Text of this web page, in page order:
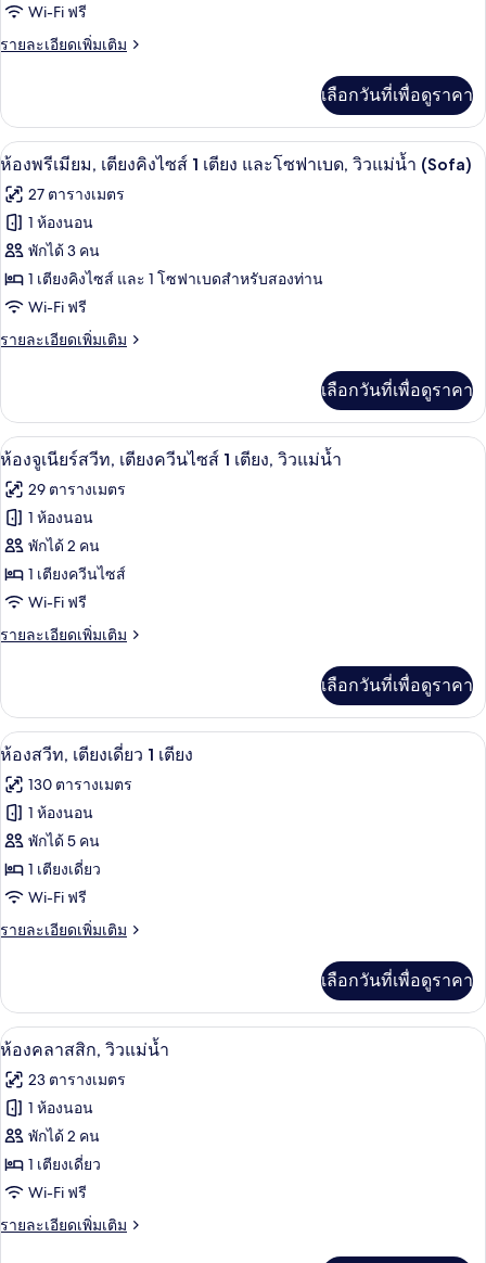
แก
รนด์
(Castle)
Wi-Fi ฟรี
รายละเอียดเพิ่มเติม
ราย
เกี่ยว
กับ
ห้อง
รนด์
สวี
(Castle)
เลือกวันที่เพื่อดูราคา
เปิด
ภาพถ่าย
ทั้งหมด
ของ
ห้อง
พรีเมียม,
เตียง
ไซส์
เตียง
และ
โซฟา
เบด,
วิว
(Sofa)
มินิบาร์, ตู้นิรภัยในห้องพัก, โต๊ะทำงา
8
ห้องพรีเมียม, เตียงคิงไซส์ 1 เตียง และโซฟาเบด, วิวแม่น้ำ (Sofa)
27 ตารางเมตร
1 ห้องนอน
พักได้ 3 คน
1 เตียงคิงไซส์ และ 1 โซฟาเบดสำหรับสองท่าน
Wi-Fi ฟรี
รายละเอียดเพิ่มเติม
ราย
เกี่ยว
กับ
ห้อง
พรีเมียม,
เตียง
คิง
เตียง
และ
โซฟา
เบด,
เลือกวันที่เพื่อดูราคา
เปิด
ภาพถ่าย
ทั้งหมด
ของ
ห้อง
จู
เนียร์
เตียง
ควีน
ไซส์
1
เตียง,
วิว
แม่น้ำ
ห้องจูเนียร์สวีท, เตียงควีนไซส์ 1 เตีย
9
ห้องจูเนียร์สวีท, เตียงควีนไซส์ 1 เตียง, วิวแม่น้ำ
29 ตารางเมตร
1 ห้องนอน
พักได้ 2 คน
1 เตียงควีนไซส์
Wi-Fi ฟรี
รายละเอียดเพิ่มเติม
ราย
เกี่ยว
กับ
ห้อง
เนียร์
สวี
เตียง
ควีน
ไซส์
เตียง,
เลือกวันที่เพื่อดูราคา
เปิด
ภาพถ่าย
ทั้งหมด
ของ
ห้อง
สวีท,
เตียง
1
เตียง
ห้องสวีท, เตียงเดี่ยว 1 เตียง | มินิบา
9
ห้องสวีท, เตียงเดี่ยว 1 เตียง
130 ตารางเมตร
1 ห้องนอน
พักได้ 5 คน
1 เตียงเดี่ยว
Wi-Fi ฟรี
รายละเอียดเพิ่มเติม
ราย
เกี่ยว
กับ
ห้อง
ท,
เตียง
เตียง
เลือกวันที่เพื่อดูราคา
เปิด
ภาพถ่าย
ทั้งหมด
ของ
ห้อง
คลาส
สิก,
มินิบาร์, ตู้นิรภัยในห้องพัก, โต๊ะทำงา
6
ห้องคลาสสิก, วิวแม่น้ำ
23 ตารางเมตร
1 ห้องนอน
พักได้ 2 คน
1 เตียงเดี่ยว
Wi-Fi ฟรี
รายละเอียดเพิ่มเติม
ราย